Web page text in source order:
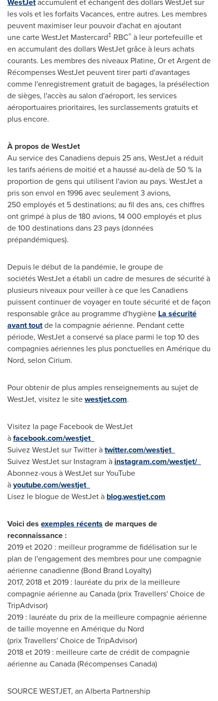
les vols et les forfaits Vacances, entre autres. Les membres
peuvent maximiser leur pouvoir d'achat en ajoutant
une carte WestJet Mastercard‡ RBC® à leur portefeuille et
en accumulant des dollars WestJet grâce à leurs achats
courants. Les membres des niveaux Platine, Or et Argent de
Récompenses WestJet peuvent tirer parti d'avantages
comme l'enregistrement gratuit de bagages, la présélection
de sièges, l'accès au salon d'aéroport, les services
aéroportuaires prioritaires, les surclassements gratuits et
plus encore.
À propos de WestJet
Au service des Canadiens depuis 25 ans, WestJet a réduit
les tarifs aériens de moitié et a haussé au-delà de 50 % la
proportion de gens qui utilisent l'avion au pays. WestJet a
pris son envol en 1996 avec seulement 3 avions,
250 employés et 5 destinations; au fil des ans, ces chiffres
ont grimpé à plus de 180 avions, 14 000 employés et plus
de 100 destinations dans 23 pays (données
prépandémiques).
Depuis le début de la pandémie, le groupe de
sociétés WestJet a établi un cadre de mesures de sécurité à
plusieurs niveaux pour veiller à ce que les Canadiens
puissent continuer de voyager en toute sécurité et de façon
responsable grâce au programme d'hygiène La sécurité
avant toutde la compagnie aérienne. Pendant cette
période, WestJet a conservé sa place parmi le top 10 des
compagnies aériennes les plus ponctuelles en Amérique du
Nord, selon Cirium.
Pour obtenir de plus amples renseignements au sujet de
WestJet, visitez le sitewestjet.com.
Visitez la page Facebook de WestJet
àfacebook.com/westjet
Suivez WestJet sur Twitter àtwitter.com/westjet
Suivez WestJet sur Instagram à instagram.com/westjet/
Abonnez-vous à WestJet sur YouTube
àyoutube.com/westjet
Lisez le blogue de WestJet à blog.westjet.com
Voici des exemples récents de marques de
reconnaissance:
2019 et 2020 : meilleur programme de fidélisation sur le
plan de l'engagement des membres pour une compagnie
aérienne canadienne (Bond Brand Loyalty)
2017, 2018 et 2019 : lauréate du prix de la meilleure
compagnie aérienne au Canada(prix Travellers' Choice de
TripAdvisor)
2019 : lauréate du prix de la meilleure compagnie aérienne
de taille moyenne en Amérique du Nord
(prix Travellers' Choice de TripAdvisor)
2018 et 2019 : meilleure carte de crédit de compagnie
aérienne au Canada(Récompenses Canada)
SOURCE WESTJET, an Alberta Partnership